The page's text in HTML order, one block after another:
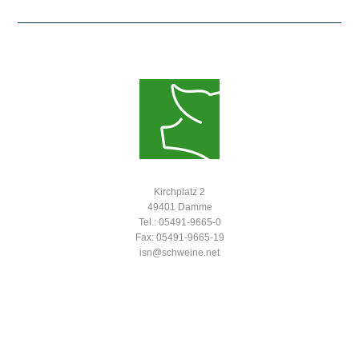
Kirchplatz 2
49401 Damme
Tel.: 05491-9665-0
Fax: 05491-9665-19
isn@schweine.net